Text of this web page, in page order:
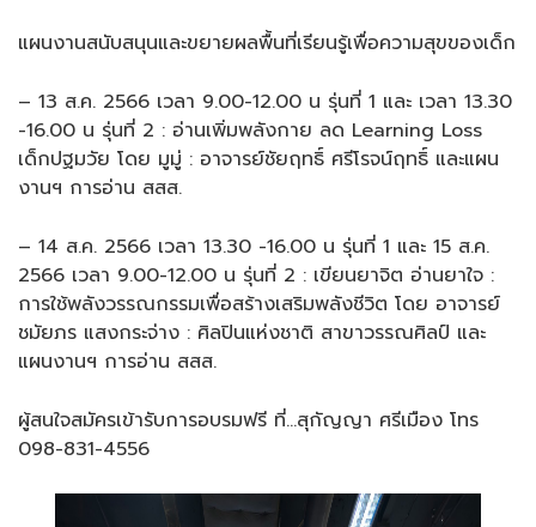
แผนงานสนับสนุนและขยายผลพื้นที่เรียนรู้เพื่อความสุขของเด็ก
– 13 ส.ค. 2566 เวลา 9.00-12.00 น รุ่นที่ 1 และ เวลา 13.30
-16.00 น รุ่นที่ 2 : อ่านเพิ่มพลังกาย ลด Learning Loss
เด็กปฐมวัย โดย มูมู่ : อาจารย์ชัยฤทธิ์ ศรีโรจน์ฤทธิ์ และแผน
งานฯ การอ่าน สสส.
– 14 ส.ค. 2566 เวลา 13.30 -16.00 น รุ่นที่ 1 และ 15 ส.ค.
2566 เวลา 9.00-12.00 น รุ่นที่ 2 : เขียนยาจิต อ่านยาใจ :
การใช้พลังวรรณกรรมเพื่อสร้างเสริมพลังชีวิต โดย อาจารย์
ชมัยภร แสงกระจ่าง : ศิลปินแห่งชาติ สาขาวรรณศิลป์ และ
แผนงานฯ การอ่าน สสส.
ผู้สนใจสมัครเข้ารับการอบรมฟรี ที่…สุกัญญา ศรีเมือง โทร
098-831-4556